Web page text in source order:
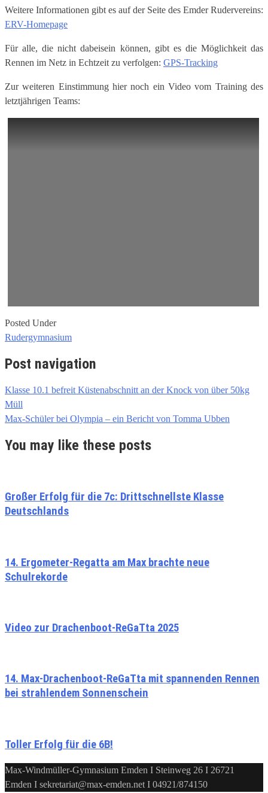
Weitere Informationen gibt es auf der Seite des Emder Rudervereins:
ERV-Homepage
Für alle, die nicht dabeisein können, gibt es die Möglichkeit das
Rennen im Netz in Echtzeit zu verfolgen: GPS-Tracking
Zur weiteren Einstimmung hier noch ein Video vom Training des
letztjährigen Teams:
Posted Under
Rudergymnasium
Post navigation
Klasse 10.1 befreit Küstenabschnitt an der Knock von über 50kg
Müll
Max-Schüler bei Olympia – ein Bericht von Tomma Ubben
You may like these posts
Großer Erfolg für die 7c: Drittschnellste Klasse
Deutschlands
14. Ergometer-Regatta am Max brachte neue
Schulrekorde
Video zur Drachenboot-ReGaTta 2025
14. Max-Drachenboot-ReGaTta mit spannenden Rennen
bei strahlendem Sonnenschein
Toller Erfolg für die 6B!
Max-Windmüller-Gymnasium Emden I Steinweg 26 I 26721
Emden I sekretariat@max-emden.net I 04921/874150